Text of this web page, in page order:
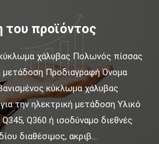
του προϊόντος
χάλυβας Πολωνός πίσσας
μετάδοση Προδιαγραφή Όνομα
κύκλωμα χάλυβας
την ηλεκτρική μετάδοση Υλικό
Q360 ή ισοδύναμο διεθνές
διαθέσιμος, ακριβ...